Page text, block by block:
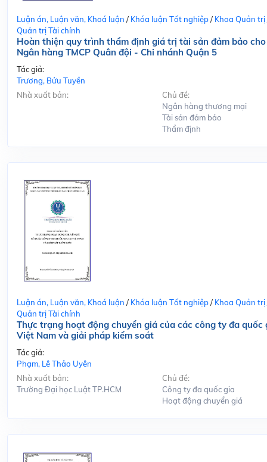
Luận án, Luận văn, Khoá luận / Khóa luận Tốt nghiệp/ Khoa Quản trị
Quản trị Tài chính
Hoàn thiện quy trình thẩm định giá trị tài sản đảm bảo
Ngân hàng TMCP Quân đội - Chi nhánh Quận 5
Tác giả:
Trương, Bửu Tuyền
Nhà xuất bản:
Chủ đề:
Ngân hàng thương mại
Tài sản đảm bảo
Thẩm định
Luận án, Luận văn, Khoá luận / Khóa luận Tốt nghiệp/ Khoa Quản trị
Quản trị Tài chính
Thực trạng hoạt động chuyển giá của các công ty đa quốc
Việt Nam và giải pháp kiểm soát
Tác giả:
Phạm, Lê Thảo Uyên
Nhà xuất bản:
Trường Đại học Luật TP.HCM
Chủ đề:
Công ty đa quốc gia
Hoạt động chuyển giá